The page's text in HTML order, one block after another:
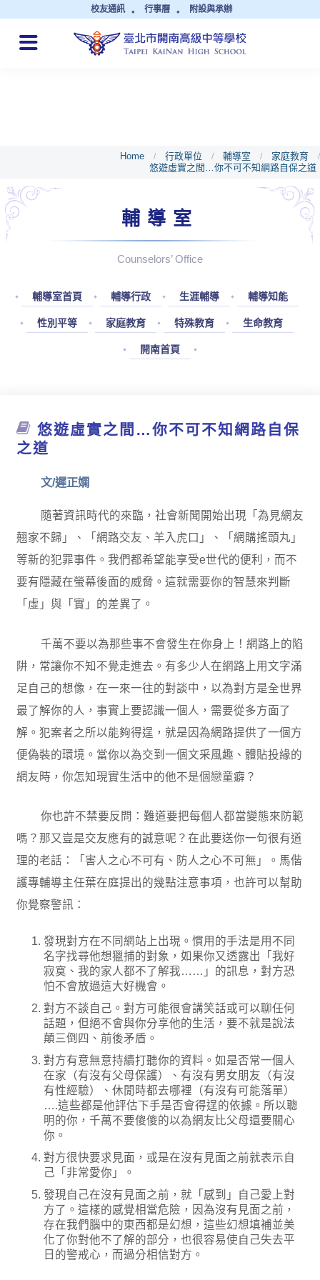
校友通訊 行事曆 附設與承辦
QUICK LINKS
Home / 行政單位 / 輔導室 / 家庭教育 /
悠遊虛實之間…你不可不知網路自保之道
輔導室
Counselors’ Office
輔導室首頁 輔導行政 生涯輔導 輔導知能
性別平等 家庭教育 特殊教育 生命教育
開南首頁
悠遊虛實之間…你不可不知網路自保
之道
文/遲正嫻
隨著資訊時代的來臨，社會新聞開始出現「為見網友
翹家不歸」、「網路交友、羊入虎口」、「網購搖頭丸」
等新的犯罪事件。我們都希望能享受e世代的便利，而不
要有隱藏在螢幕後面的威脅。這就需要你的智慧來判斷
「虛」與「實」的差異了。
千萬不要以為那些事不會發生在你身上！網路上的陷
阱，常讓你不知不覺走進去。有多少人在網路上用文字滿
足自己的想像，在一來一往的對談中，以為對方是全世界
最了解你的人，事實上要認識一個人，需要從多方面了
解。犯案者之所以能夠得逞，就是因為網路提供了一個方
便偽裝的環境。當你以為交到一個文采風趣、體貼投緣的
網友時，你怎知現實生活中的他不是個戀童癖？
你也許不禁要反問：難道要把每個人都當變態來防範
嗎？那又豈是交友應有的誠意呢？在此要送你一句很有道
理的老話：「害人之心不可有、防人之心不可無」。馬偕
護專輔導主任葉在庭提出的幾點注意事項，也許可以幫助
你覺察警訊：
發現對方在不同網站上出現。慣用的手法是用不同
名字找尋他想獵捕的對象，如果你又透露出「我好
寂寞、我的家人都不了解我……」的訊息，對方恐
怕不會放過這大好機會。
對方不談自己。對方可能很會講笑話或可以聊任何
話題，但絕不會與你分享他的生活，要不就是說法
顛三倒四、前後矛盾。
對方有意無意持續打聽你的資料。如是否常一個人
在家（有沒有父母保護）、有沒有男女朋友（有沒
有性經驗）、休閒時都去哪裡（有沒有可能落單）
….這些都是他評估下手是否會得逞的依據。所以聰
明的你，千萬不要傻傻的以為網友比父母還要關心
你。
對方很快要求見面，或是在沒有見面之前就表示自
己「非常愛你」。
發現自己在沒有見面之前，就「感到」自己愛上對
方了。這樣的感覺相當危險，因為沒有見面之前，
存在我們腦中的東西都是幻想，這些幻想填補並美
化了你對他不了解的部分，也很容易使自己失去平
日的警戒心，而過分相信對方。